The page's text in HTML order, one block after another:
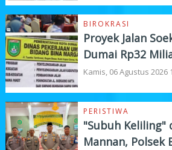
BIROKRASI
Proyek Jalan
Dumai Rp32
Korbankan
Kamis, 06 Agustus 2026
PERISTIWA
"Subuh Keliling"
Mannan, Polsek